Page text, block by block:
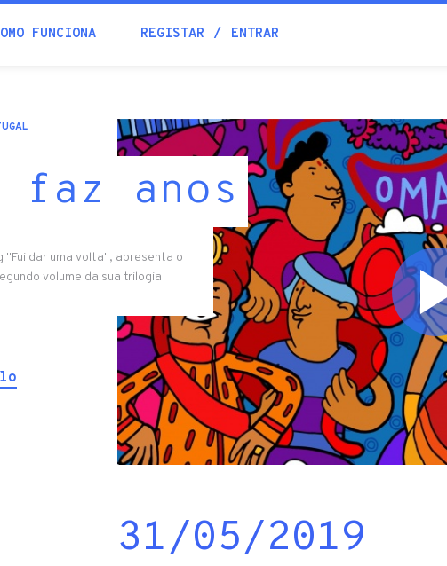
FUNCIONA REGISTAR ENTRAR
faz anos
dar uma volta", apresenta o
volume da sua trilogia
31/05/2019